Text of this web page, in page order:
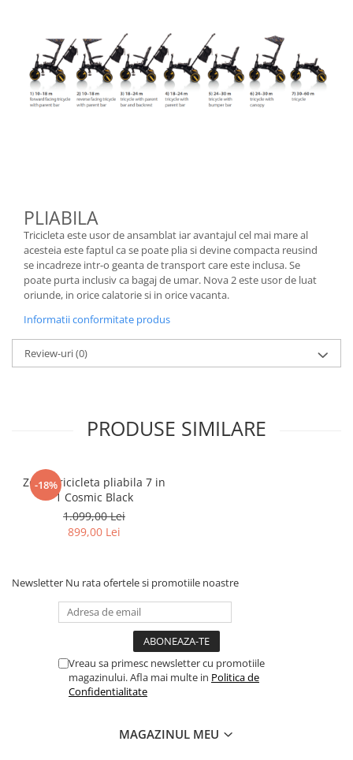
PLIABILA
Tricicleta este usor de ansamblat iar avantajul cel mai mare al
acesteia este faptul ca se poate plia si devine compacta reusind
se incadreze intr-o geanta de transport care este inclusa. Se
poate purta inclusiv ca bagaj de umar. Nova 2 este usor de luat
oriunde, in orice calatorie si in orice vacanta.
Informatii conformitate produs
Review-uri(0)
PRODUSE SIMILARE
-18%
Zopa Tricicleta pliabila 7 in
1 Cosmic Black
1.099,00 Lei
899,00 Lei
Newsletter Nu rata ofertele si promotiile noastre
Vreau sa primesc newsletter cu promotiile
magazinului. Afla mai multe in Politica de
Confidentialitate
MAGAZINUL MEU